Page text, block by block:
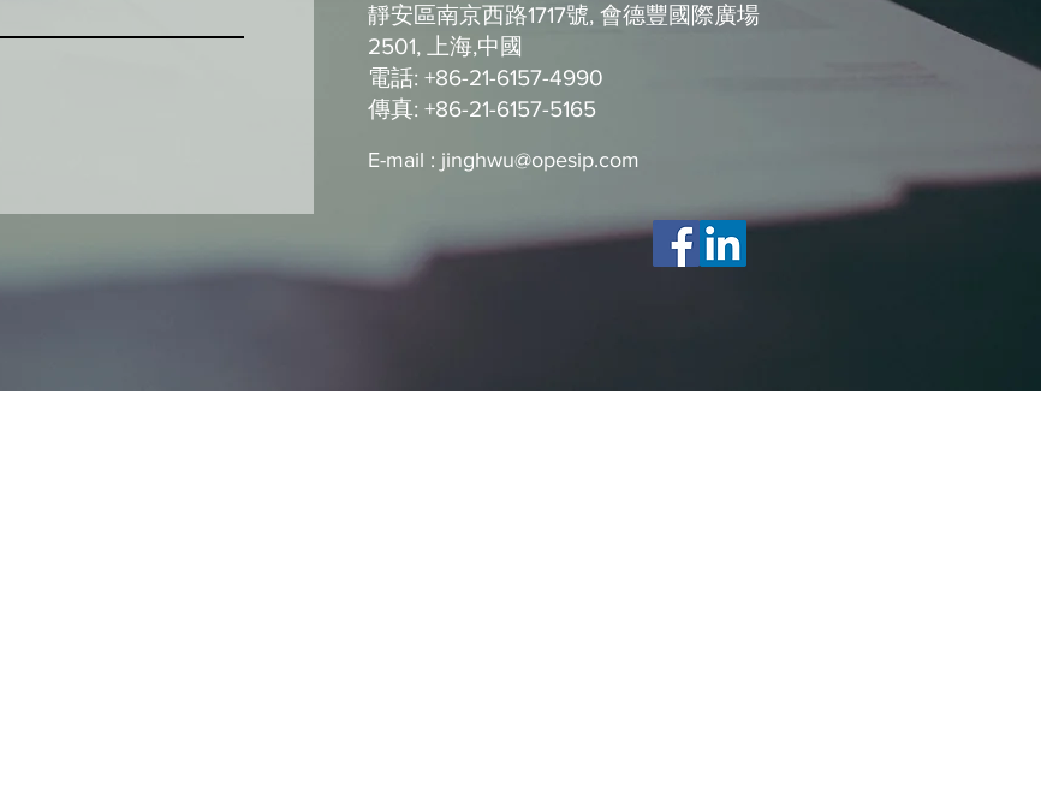
靜安區南京西路1717號, 會德豐國際廣場
2501, 上海,中國
電話: +86-21-6157-4990
傳真: +86-21-6157-5165
E-mail : jinghwu@opesip.com